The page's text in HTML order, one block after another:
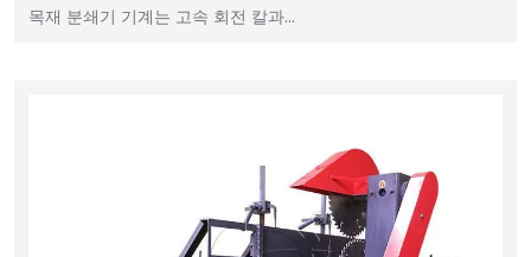
목재 분쇄기 기계는 고속 회전 칼과…